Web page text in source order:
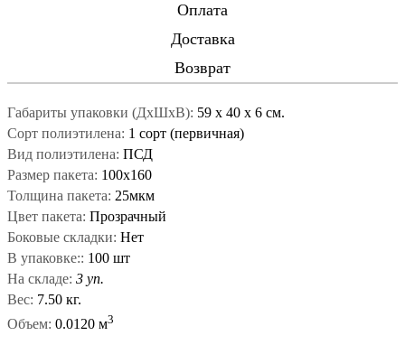
Оплата
Доставка
Возврат
Габариты упаковки (ДxШxВ): 59 x 40 x 6 см.
Сорт полиэтилена: 1 сорт (первичная)
Вид полиэтилена: ПСД
Размер пакета: 100x160
Толщина пакета: 25мкм
Цвет пакета: Прозрачный
Боковые складки: Нет
В упаковке:: 100 шт
На складе: 3 уп.
Вес: 7.50 кг.
Объем: 0.0120 м3